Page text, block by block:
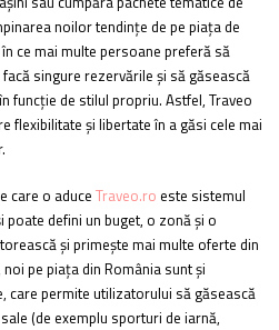
noilor tendințe de pe piața de
ce mai multe persoane preferă să
singure rezervările și să găsească
funcție de stilul propriu. Astfel, Traveo
flexibilitate și libertate în a găsi cele mai
care o aduce Traveo.ro este sistemul
defini un buget, o zonă și o
și primește mai multe oferte din
pe piața din România sunt și
care permite utilizatorului să găsească
(de exemplu sporturi de iarnă,